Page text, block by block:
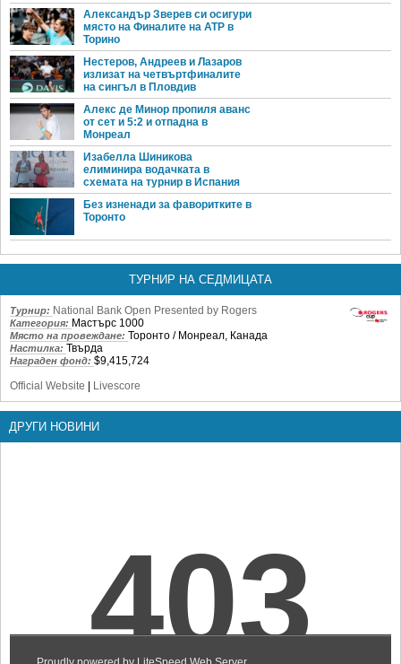
Александър Зверев си осигури
място на Финалите на ATP в
Торино
Нестеров, Андреев и Лазаров
излизат на четвъртфиналите
на сингъл в Пловдив
Алекс де Минор пропиля аванс
от сет и 5:2 и отпадна в
Монреал
Изабелла Шиникова
елиминира водачката в
схемата на турнир в Испания
Без изненади за фаворитките в
Торонто
ТУРНИР НА СЕДМИЦАТА
Турнир: National Bank Open Presented by Rogers
Категория: Мастърс 1000
Място на провеждане: Торонто / Монреал, Канада
Настилка: Твърда
Награден фонд: $9,415,724
Official Website | Livescore
ДРУГИ НОВИНИ